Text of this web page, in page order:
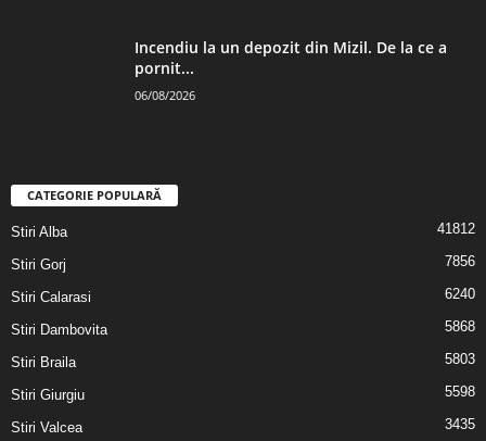
Incendiu la un depozit din Mizil. De la ce a
pornit...
06/08/2026
CATEGORIE POPULARĂ
Stiri Alba 41812
Stiri Gorj 7856
Stiri Calarasi 6240
Stiri Dambovita 5868
Stiri Braila 5803
Stiri Giurgiu 5598
Stiri Valcea 3435